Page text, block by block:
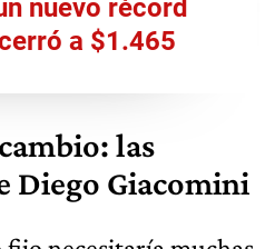
nuevo récord
a $1.465
las
Diego Giacomini